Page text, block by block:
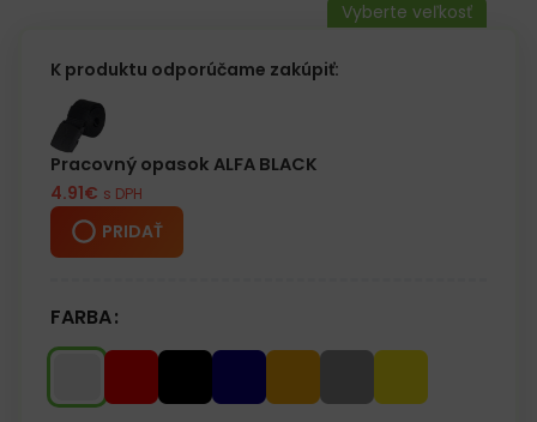
K produktu odporúčame zakúpiť:
Pracovný opasok ALFA BLACK
4.91€ s DPH
PRIDAŤ
FARBA